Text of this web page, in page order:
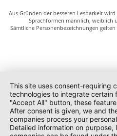
Aus Gründen der besseren Lesbarkeit
Sprachformen männlich, weiblich
Sämtliche Personenbezeichnungen
This site uses consent-requiring
technologies to integrate certain
"Accept All" button, these
After consent is given, we and
companies process your
Detailed information on